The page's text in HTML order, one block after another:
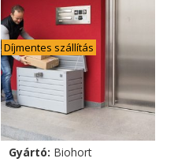
a
terméknek
több
variációja
van.
változatok
Díjmentes szállítás
Gyártó: Biohort